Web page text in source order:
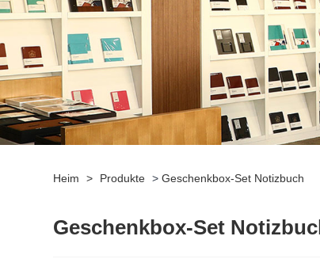
Heim > Produkte >Geschenkbox-Set Notizbuch
Geschenkbox-Set